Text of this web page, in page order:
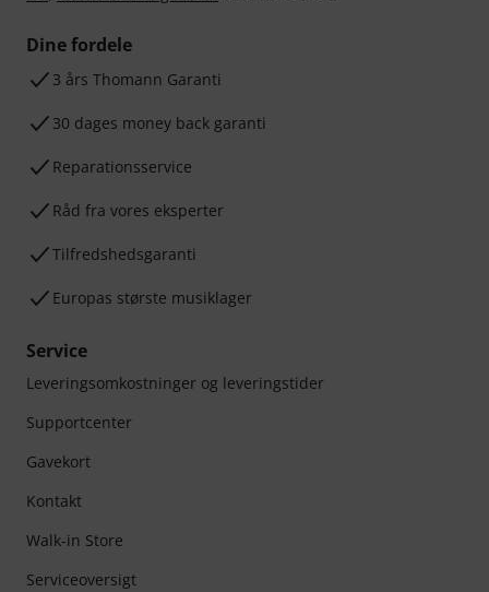
Dine fordele
3 års Thomann Garanti
30 dages money back garanti
Reparationsservice
Råd fra vores eksperter
Tilfredshedsgaranti
Europas største musiklager
Service
Leveringsomkostninger og leveringstider
Supportcenter
Gavekort
Kontakt
Walk-in Store
Serviceoversigt